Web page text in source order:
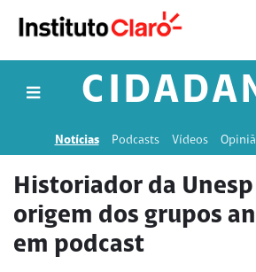
Notícias Podcasts Vídeos
Historiador da
origem dos grupos
em podcast